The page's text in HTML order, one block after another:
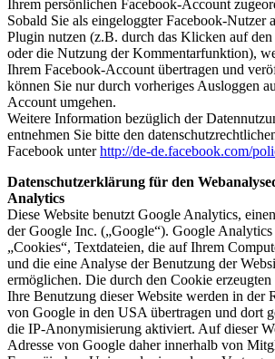
Ihrem persönlichen Facebook-Account
Sobald Sie als eingeloggter Facebook-Nutzer
Plugin nutzen (z.B. durch das Klicken auf
oder die Nutzung der Kommentarfunktion),
Ihrem Facebook-Account übertragen und
können Sie nur durch vorheriges Ausloggen
Account umgehen.
Weitere Information bezüglich der
entnehmen Sie bitte den
Facebook unterhttp://de-de.facebook.com/
Datenschutzerklärung für den
Analytics
Diese Website benutzt Google Analytics,
der Google Inc. („Google“). Google Analytics
„Cookies“, Textdateien, die auf Ihrem
und die eine Analyse der Benutzung der
ermöglichen. Die durch den Cookie
Ihre Benutzung dieser Website werden in der
von Google in den USA übertragen und dort
die IP-Anonymisierung aktiviert. Auf dieser
Adresse von Google daher innerhalb von